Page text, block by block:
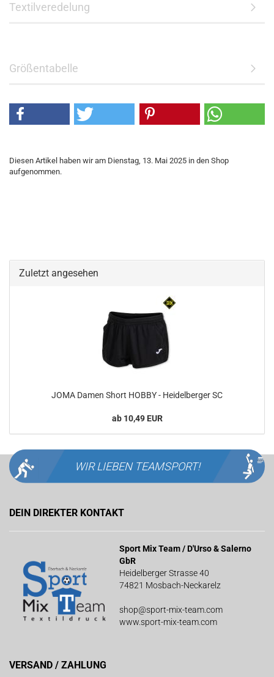
Textilveredelung
Größentabelle
Diesen Artikel haben wir am Dienstag, 13. Mai 2025 in den Shop
aufgenommen.
Zuletzt angesehen
JOMA Damen Short HOBBY - Heidelberger SC
ab 10,49 EUR
WIR LIEBEN TEAMSPORT!
DEIN DIREKTER KONTAKT
Sport Mix Team / D'Urso & Salerno
GbR
Heidelberger Strasse 40
74821 Mosbach-Neckarelz
shop@sport-mix-team.com
www.sport-mix-team.com
VERSAND / ZAHLUNG